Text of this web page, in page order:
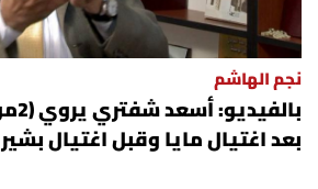
نجم الهاشم
بعد اغتيال مايا وقبل اغتيال بشير